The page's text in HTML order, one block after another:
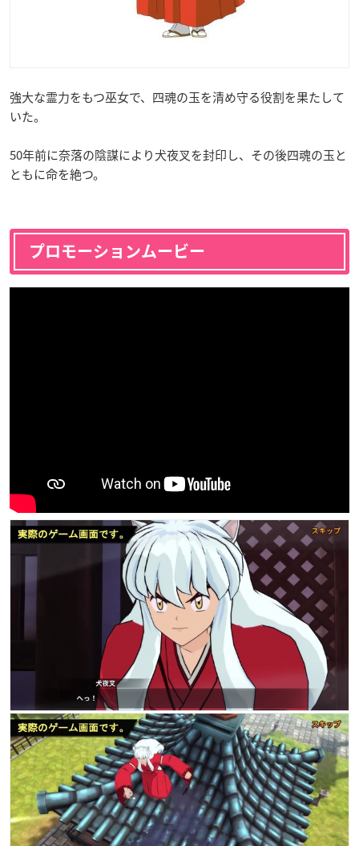
強大な霊力をもつ巫女で、四魂の玉を清め守る役割を果たして
いた。
50年前に奈落の陰謀により犬夜叉を封印し、その後四魂の玉と
ともに命を絶つ。
プロモーションムービー